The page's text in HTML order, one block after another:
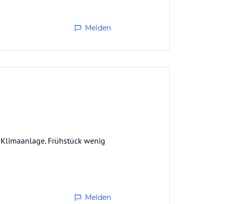
Melden
Frühstück wenig
Melden